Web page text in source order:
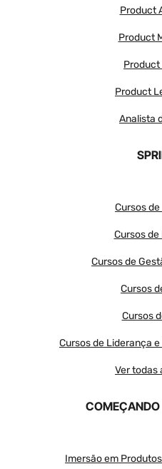
Product
Product
Product
Analista
Cursos
Cursos
Cursos de
Cursos
Cursos
Cursos de Liderança
Ver todas
COMEÇANDO
Imersão em